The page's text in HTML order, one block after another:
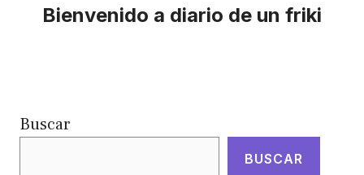
Bienvenido a diario de un friki
Buscar
BUSCAR